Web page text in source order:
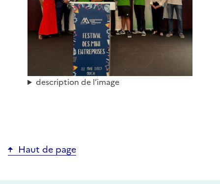
description de l’image
Haut de page